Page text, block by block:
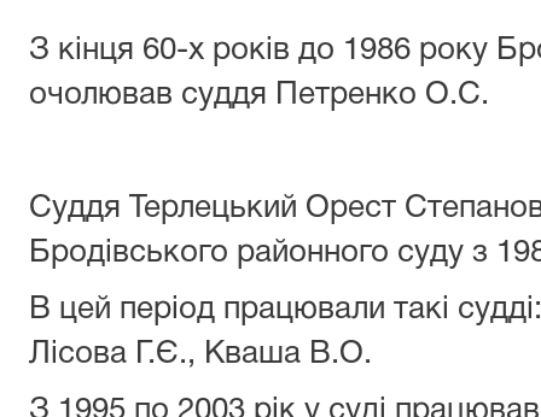
З кінця 60-х років до 1986 року
очолював суддя Петренко О.С.
Суддя Терлецький Орест
Бродівського районного суду з
В цей період працювали такі
Лісова Г.Є., Кваша В.О.
З 1995 по 2003 рік у суді